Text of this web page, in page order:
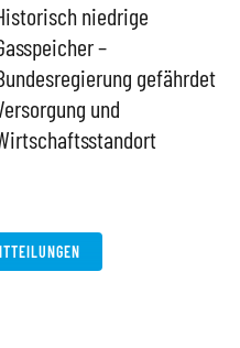
niedrige
–
gefährdet
und